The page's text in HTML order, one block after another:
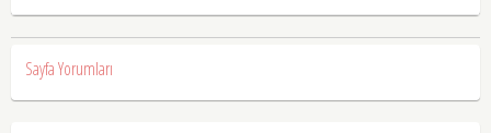
Sayfa Yorumları